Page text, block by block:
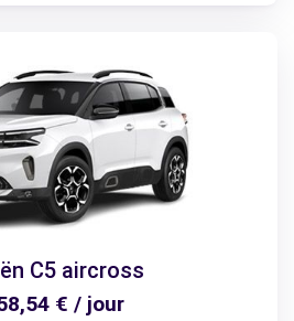
C5 aircross
€ / jour